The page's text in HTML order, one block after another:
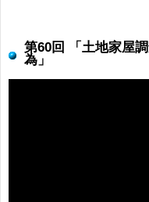
第60回 「土地家屋
為」